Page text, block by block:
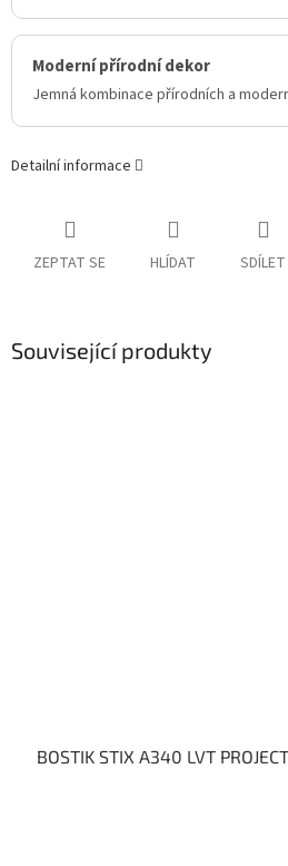
Moderní přírodní dekor
Jemná kombinace přírodních a
Detailní informace
ZEPTAT SE HLÍDAT SDÍLET
Související produkty
BOSTIK STIX A340 LVT